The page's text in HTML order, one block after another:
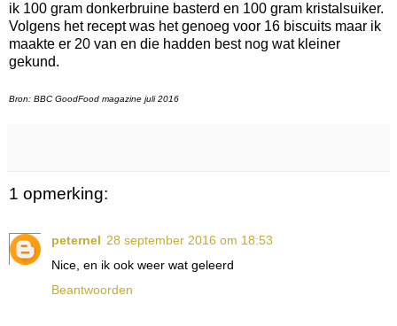
ik 100 gram donkerbruine basterd en 100 gram kristalsuiker.
Volgens het recept was het genoeg voor 16 biscuits maar ik
maakte er 20 van en die hadden best nog wat kleiner
gekund.
Bron: BBC GoodFood magazine juli 2016
1 opmerking:
peternel 28 september 2016 om 18:53
Nice, en ik ook weer wat geleerd
Beantwoorden